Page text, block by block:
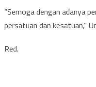
“Semoga dengan adanya
persatuan dan kesatuan,”
Red.